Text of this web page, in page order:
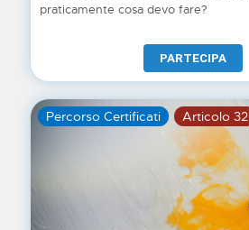
praticamente cosa devo fare?
PARTECIPA
Percorso Certificati Articolo 32